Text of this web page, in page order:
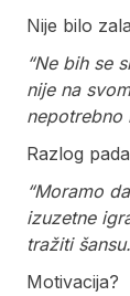
Nije bilo
“Ne bih se
nije na
nepotrebno
Razlog
“Moramo
izuzetne
tražiti
Motivacija?